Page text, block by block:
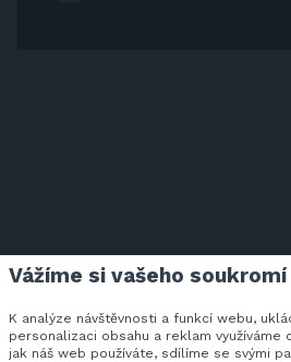
Vážíme si vašeho soukromí
K analýze návštěvnosti a funkcí webu,
personalizaci obsahu a reklam využíváme
jak náš web používáte, sdílíme se svými